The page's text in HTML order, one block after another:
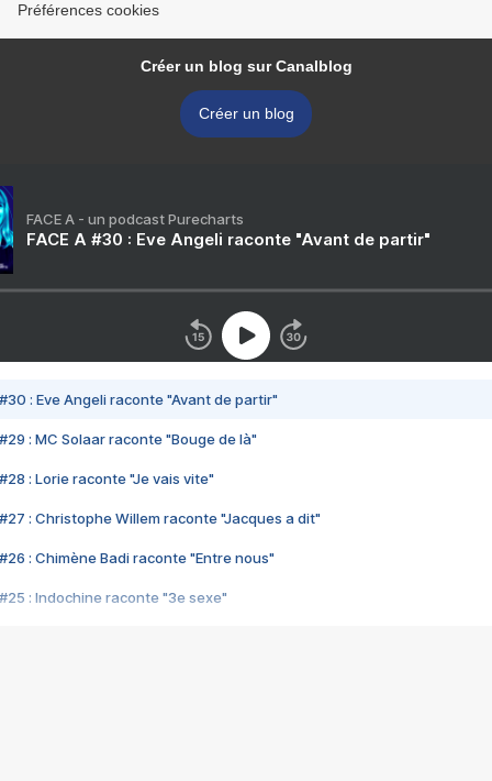
Préférences cookies
Créer un blog sur Canalblog
Créer un blog
FACE A - un podcast Purecharts
FACE A #30 : Eve Angeli raconte "Avant de partir"
#30 : Eve Angeli raconte "Avant de partir"
#29 : MC Solaar raconte "Bouge de là"
#28 : Lorie raconte "Je vais vite"
#27 : Christophe Willem raconte "Jacques a dit"
#26 : Chimène Badi raconte "Entre nous"
#25 : Indochine raconte "3e sexe"